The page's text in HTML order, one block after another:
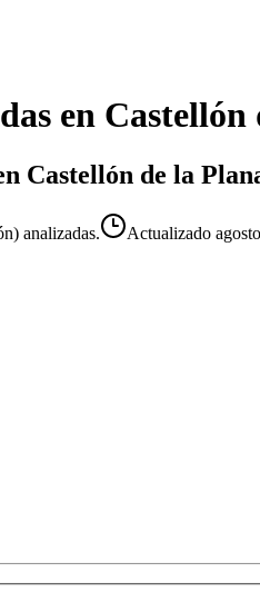
en Castellón
Castellón de la
analizadas. Actualizado